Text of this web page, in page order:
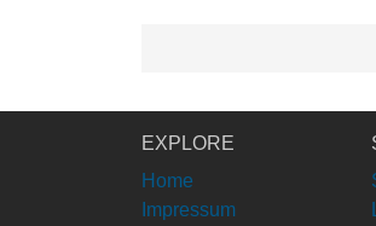
EXPLORE
Home
Impressum